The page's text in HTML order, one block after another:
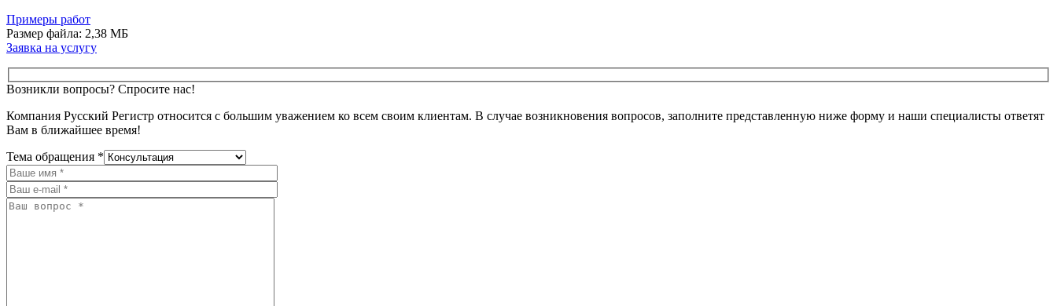
Примеры работ
Размер файла: 2,38 МБ
Заявка на услугу
Возникли вопросы? Спросите нас!
Компания Русский Регистр относится с большим уважением ко всем своим клиентам. В случае возникновения вопросов, заполните представленную ниже форму и наши специалисты ответят
Вам в ближайшее время!
Тема обращения *